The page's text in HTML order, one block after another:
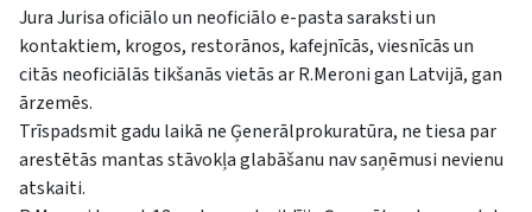
Jura Jurisa oficiālo un neoficiālo e-pasta saraksti un
kontaktiem, krogos, restorānos, kafejnīcās, viesnīcās un
citās neoficiālās tikšanās vietās ar R.Meroni gan Latvijā, gan
ārzemēs.
Trīspadsmit gadu laikā ne Ģenerālprokuratūra, ne tiesa par
arestētās mantas stāvokļa glabāšanu nav saņēmusi nevienu
atskaiti.